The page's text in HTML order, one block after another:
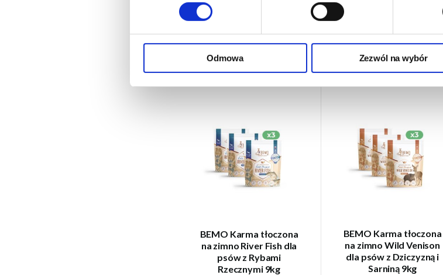
Odmowa Zezwól na wybór
BRAK
32,17 zł/kg
DO KOSZYKA
BEMO Karma tłoczona
na zimno River Fish dla
psów z Rybami
Rzecznymi 9kg
BEMO Karma tłoczona
na zimno Wild Venison
dla psów z Dziczyzną i
Sarniną 9kg